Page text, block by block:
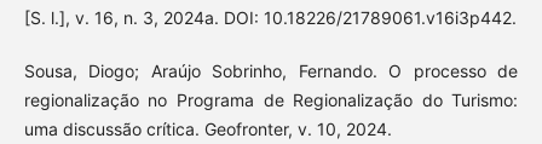
[S. l.], v. 16, n. 3, 2024a. DOI: 10.18226/21789061.v16i3p442.
Sousa, Diogo; Araújo Sobrinho, Fernando. O processo de
regionalização no Programa de Regionalização do Turismo:
uma discussão crítica. Geofronter, v. 10, 2024.